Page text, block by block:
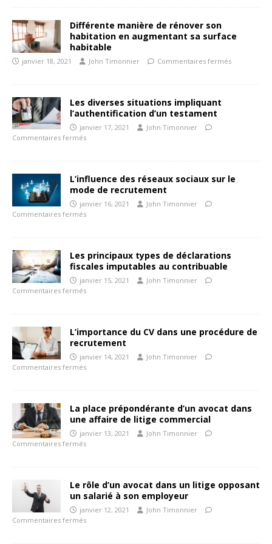
Différente manière de rénover son
habitation en augmentant sa surface
habitable
janvier 18, 2021 John Timonnier Commentaires fermés
Les diverses situations impliquant
l’authentification d’un testament
janvier 17, 2021
John Timonnier
Commentaires fermés
L’influence des réseaux sociaux sur le
mode de recrutement
janvier 16, 2021
John Timonnier
Commentaires fermés
Les principaux types de déclarations
fiscales imputables au contribuable
janvier 15, 2021
John Timonnier
Commentaires fermés
L’importance du CV dans une procédure de
recrutement
janvier 14, 2021
John Timonnier
Commentaires fermés
La place prépondérante d’un avocat dans
une affaire de litige commercial
janvier 13, 2021
John Timonnier
Commentaires fermés
Le rôle d’un avocat dans un litige opposant
un salarié à son employeur
janvier 12, 2021
John Timonnier
Commentaires fermés